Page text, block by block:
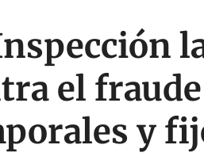
el
y